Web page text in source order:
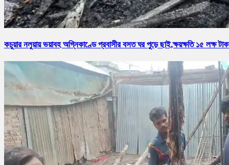
কচুয়ার নলুয়ায় ভয়াবহ অগ্নিকাণ্ডে প্রবাসীর বসত ঘর পুড়ে ছাই,ক্ষয়ক্ষতি ১৫ লক্ষ